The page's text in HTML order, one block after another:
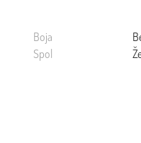
Boja
Spol